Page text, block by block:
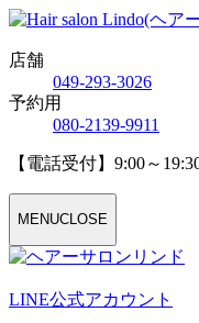
店舗
049-293-3026
予約用
080-2139-9911
【電話受付】9:00～
MENUCLOSE
LINE公式アカウント